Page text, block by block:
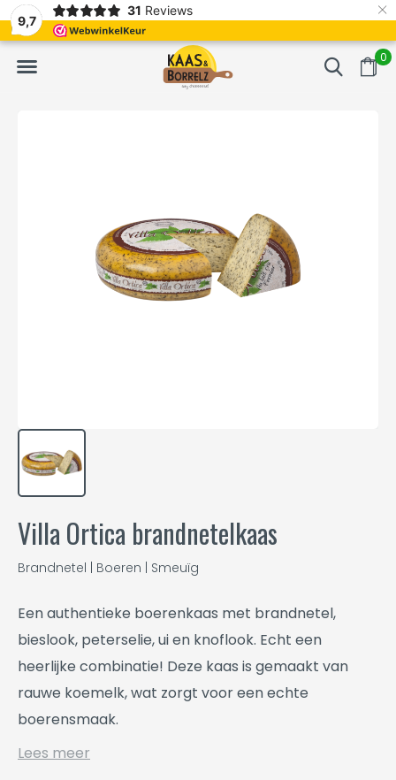
9,7
31 Reviews ×
0
Vaak volgende dag geleverd Gratis bezorgd
Villa Ortica brandnetelkaas
Brandnetel | Boeren | Smeuïg
Een authentieke boerenkaas met brandnetel,
bieslook, peterselie, ui en knoflook. Echt een
heerlijke combinatie! Deze kaas is gemaakt van
rauwe koemelk, wat zorgt voor een echte
boerensmaak.
Lees meer